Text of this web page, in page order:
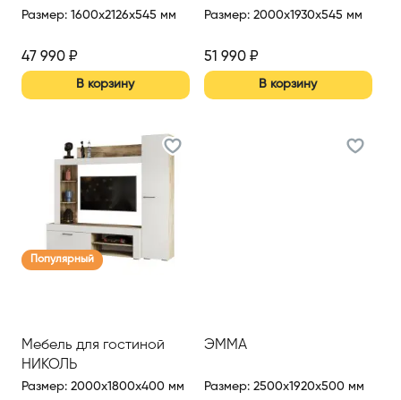
Размер: 1600x2126x545 мм
47 990 ₽
В корзину
Размер: 2000x1930x545 мм
51 990₽
В корзину
Популярный
Мебель для гостиной
НИКОЛЬ
Размер: 2000x1800x400 мм
ЭММА
Размер: 2500x1920x500 мм